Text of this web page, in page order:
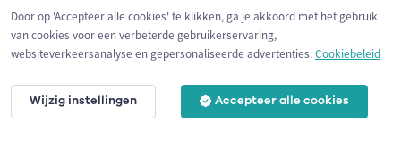
3 km
Door op 'Accepteer alle cookies' te klikken, ga je akkoord met het gebruik
van cookies voor een verbeterde gebruikerservaring,
websiteverkeersanalyse en gepersonaliseerde advertenties.Cookiebeleid
Wijzig instellingen Accepteer alle cookies